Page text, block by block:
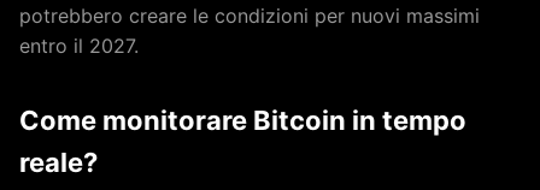
potrebbero creare le condizioni per nuovi massimi
entro il 2027.
Come monitorare Bitcoin in tempo
reale?